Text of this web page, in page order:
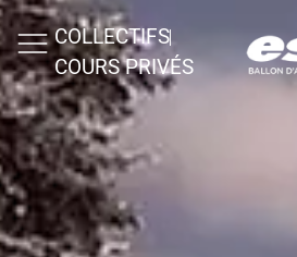
COLLECTIFS
COURS PRIVÉS